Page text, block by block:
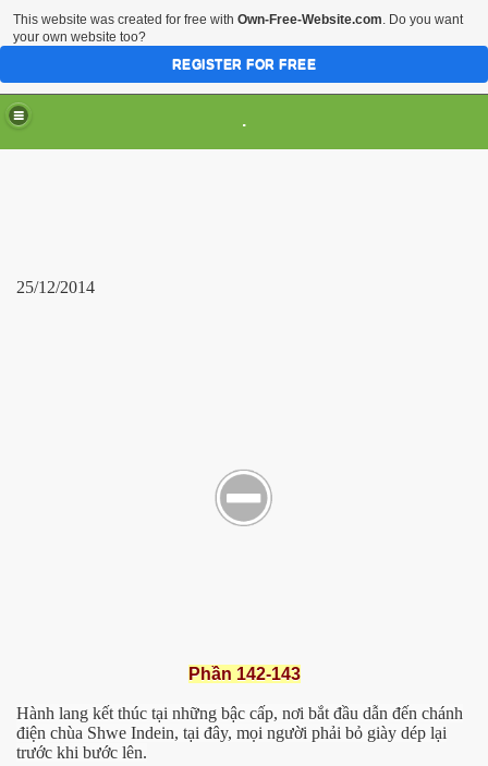
.
25/12/2014
Phần 142-143
Hành lang kết thúc tại những bậc cấp, nơi bắt đầu dẫn đến chánh
điện chùa Shwe Indein, tại đây, mọi người phải bỏ giày dép lại
trước khi bước lên.
This website was created for free with Own-Free-Website.com. Do you want
your own website too?
REGISTER FOR FREE